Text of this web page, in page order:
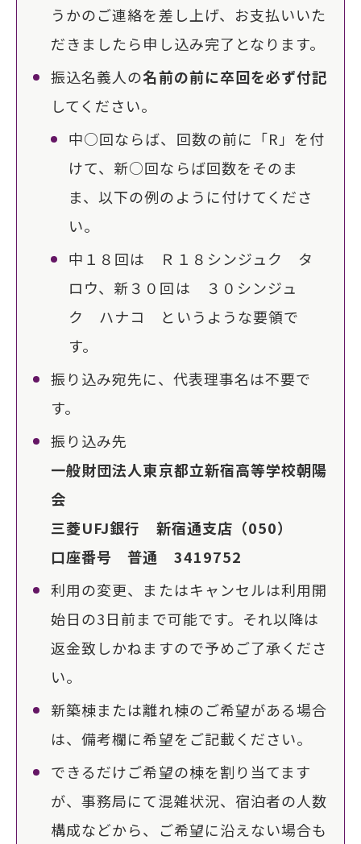
うかのご連絡を差し上げ、お支払いいた
だきましたら申し込み完了となります。
振込名義人の名前の前に卒回を必ず付記
してください。
中○回ならば、回数の前に「R」を付
けて、新○回ならば回数をそのま
ま、以下の例のように付けてくださ
い。
中１８回は Ｒ１８シンジュク タ
ロウ、新３０回は ３０シンジュ
ク ハナコ というような要領で
す。
振り込み宛先に、代表理事名は不要で
す。
振り込み先
一般財団法人東京都立新宿高等学校朝陽
会
三菱UFJ銀行 新宿通支店（050）
口座番号 普通 3419752
利用の変更、またはキャンセルは利用開
始日の3日前まで可能です。それ以降は
返金致しかねますので予めご了承くださ
い。
新築棟または離れ棟のご希望がある場合
は、備考欄に希望をご記載ください。
できるだけご希望の棟を割り当てます
が、事務局にて混雑状況、宿泊者の人数
構成などから、ご希望に沿えない場合も